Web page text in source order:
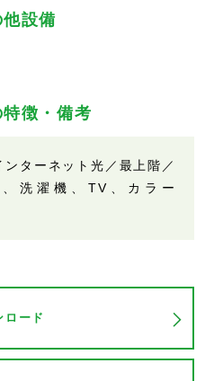
他設備
徴・備考
ターネット光／最上階／
洗濯機、TV、カラー
ロード